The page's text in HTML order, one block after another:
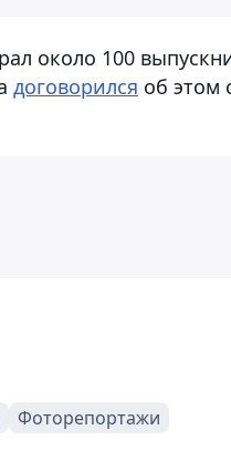
около 100
договорился об этом
Фоторепортажи